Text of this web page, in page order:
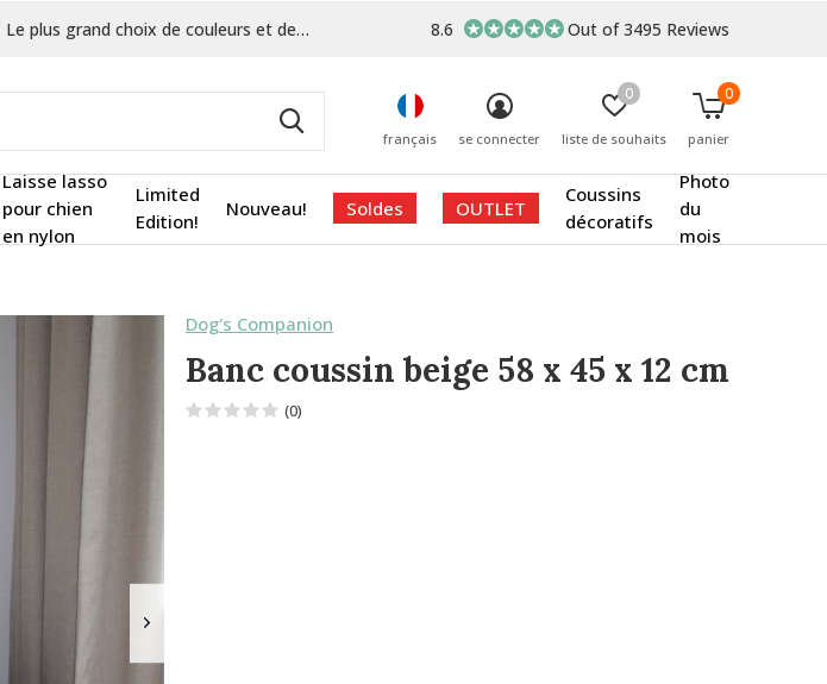
Laisse lasso
pour chien
en nylon
Limited
Edition!
Nouveau! Soldes OUTLET
Coussins
décoratifs
Photo
du
mois
français se connecter liste de souhaits
0
panier
0
Le plus grand choix de couleurs et de tissus 8.6 Out of 3495 Reviews
Dog's Companion
Banc coussin beige 58 x 45 x 12 cm
(0)